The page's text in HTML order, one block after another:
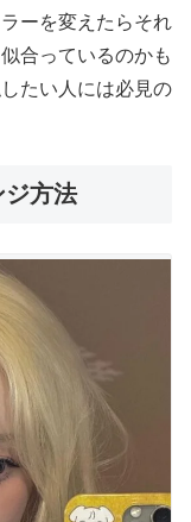
ーを変えたらそれ
合っているのかも
たい人には必見の
ジ方法